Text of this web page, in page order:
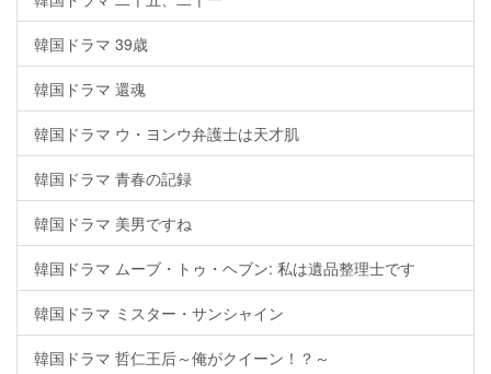
韓国ドラマ 39歳
韓国ドラマ 還魂
韓国ドラマ ウ・ヨンウ弁護士は天才肌
韓国ドラマ 青春の記録
韓国ドラマ 美男ですね
韓国ドラマ ムーブ・トゥ・ヘブン: 私は遺品整理士です
韓国ドラマ ミスター・サンシャイン
韓国ドラマ 哲仁王后～俺がクイーン！？～